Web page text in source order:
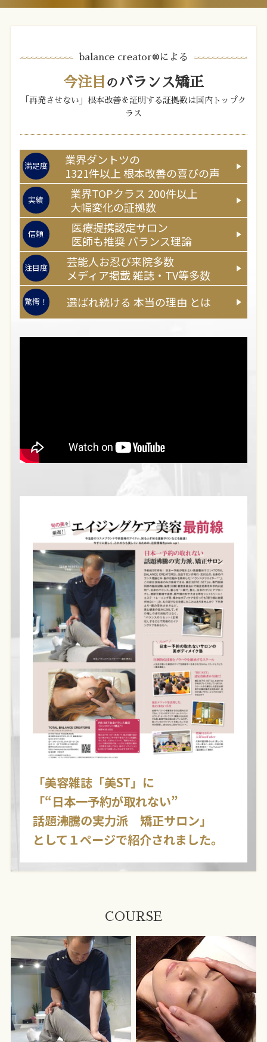
balance creator®︎による
今注目 の バランス矯正
「再発させない」根本改善を証明する証拠数は国内トップク
ラス
満足度
業界ダントツの
1321件以上根本改善の喜びの声
実績 業界TOPクラス 200件以上
大幅変化の証拠数
信頼
医療提携認定サロン
医師も推奨バランス理論
注目度
芸能人お忍び来院多数
メディア掲載雑誌・TV等多数
驚愕！ 選ばれ続ける 本当の理由 とは
「美容雑誌「美ST」に
「“日本一予約が取れない”
話題沸騰の実力派 矯正サロン」
として１ページで紹介されました。
COURSE